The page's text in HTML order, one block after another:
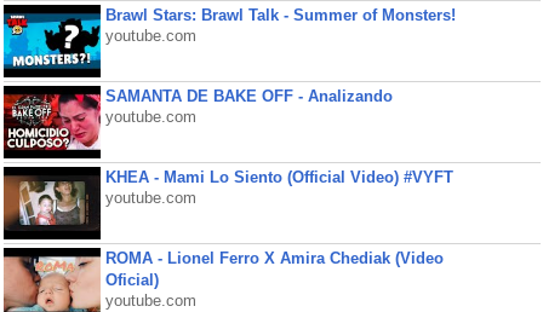
Brawl Stars: Brawl Talk - Summer of Monsters!
youtube.com
SAMANTA DE BAKE OFF - Analizando
youtube.com
KHEA - Mami Lo Siento (Official Video) #VYFT
youtube.com
ROMA - Lionel Ferro X Amira Chediak (Video
Oficial)
youtube.com